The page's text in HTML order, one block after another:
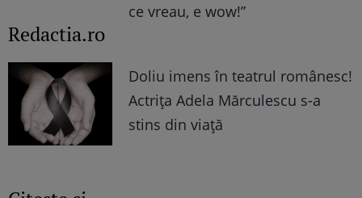
ce vreau, e wow!”
Redactia.ro
Doliu imens în teatrul românesc!
Actrița Adela Mărculescu s-a
stins din viață